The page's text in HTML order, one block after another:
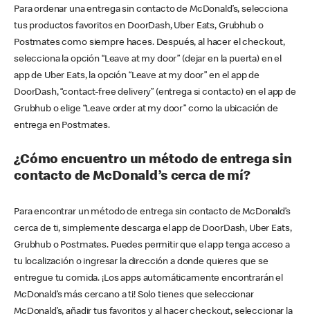
Para ordenar una entrega sin contacto de McDonald’s, selecciona
tus productos favoritos en DoorDash, Uber Eats, Grubhub o
Postmates como siempre haces. Después, al hacer el checkout,
selecciona la opción “Leave at my door” (dejar en la puerta) en el
app de Uber Eats, la opción “Leave at my door” en el app de
DoorDash, “contact-free delivery” (entrega si contacto) en el app de
Grubhub o elige “Leave order at my door” como la ubicación de
entrega en Postmates.
¿Cómo encuentro un método de entrega sin
contacto de McDonald’s cerca de mí?
Para encontrar un método de entrega sin contacto de McDonald’s
cerca de ti, simplemente descarga el app de DoorDash, Uber Eats,
Grubhub o Postmates. Puedes permitir que el app tenga acceso a
tu localización o ingresar la dirección a donde quieres que se
entregue tu comida. ¡Los apps automáticamente encontrarán el
McDonald’s más cercano a ti! Solo tienes que seleccionar
McDonald’s, añadir tus favoritos y al hacer checkout, seleccionar la